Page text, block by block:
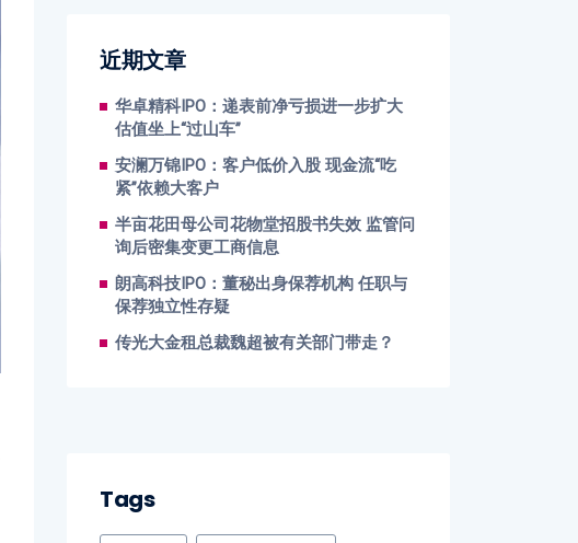
近期文章
华卓精科IPO：递表前净亏损进一步扩大
估值坐上“过山车”
安澜万锦IPO：客户低价入股 现金流“吃
紧”依赖大客户
半亩花田母公司花物堂招股书失效 监管问
询后密集变更工商信息
朗高科技IPO：董秘出身保荐机构 任职与
保荐独立性存疑
传光大金租总裁魏超被有关部门带走？
Tags